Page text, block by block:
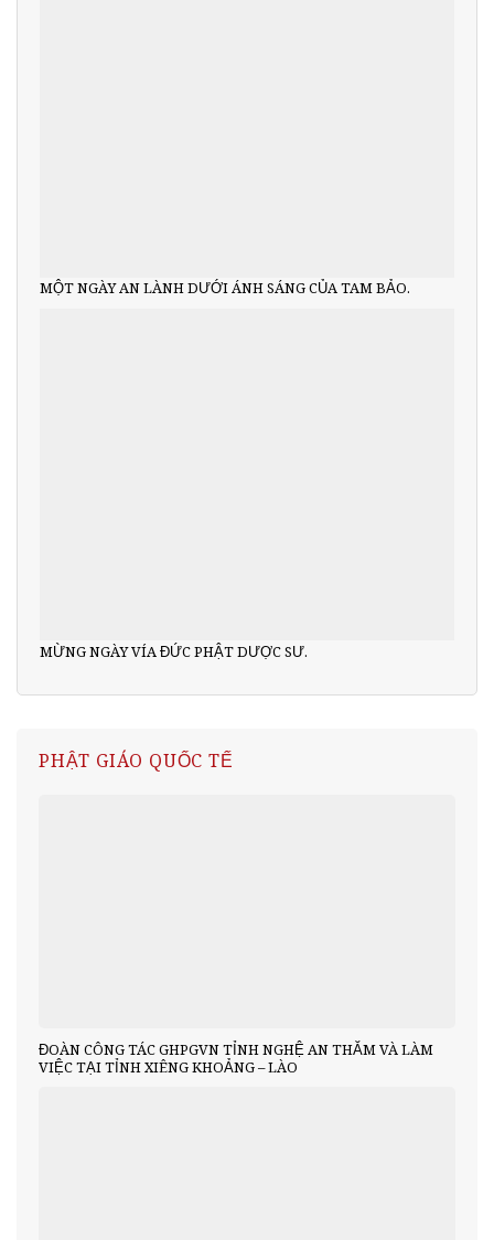
MỘT NGÀY AN LÀNH DƯỚI ÁNH SÁNG CỦA TAM BẢO.
MỪNG NGÀY VÍA ĐỨC PHẬT DƯỢC SƯ.
PHẬT GIÁO QUỐC TẾ
ĐOÀN CÔNG TÁC GHPGVN TỈNH NGHỆ AN THĂM VÀ LÀM
VIỆC TẠI TỈNH XIÊNG KHOẢNG – LÀO